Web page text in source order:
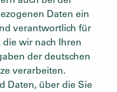
Daten ein
verantwortlich für
wir nach Ihren
der deutschen
verarbeiten.
Daten, über die Sie